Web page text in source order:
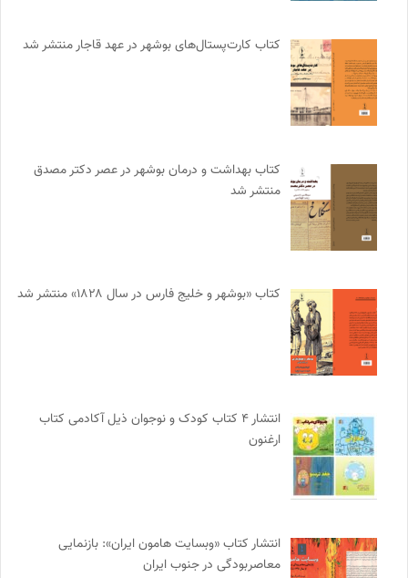
کتاب کارت‌پستال‌های بوشهر در عهد قاجار منتشر شد
کتاب بهداشت و درمان بوشهر در عصر دکتر مصدق
منتشر شد
کتاب «بوشهر و خلیج فارس در سال ۱۸۲۸» منتشر شد
انتشار ۴ کتاب کودک و نوجوان ذیل آکادمی کتاب
ارغنون
انتشار کتاب «وبسایت هامون ایران»: بازنمایی
معاصربودگی در جنوب ایران